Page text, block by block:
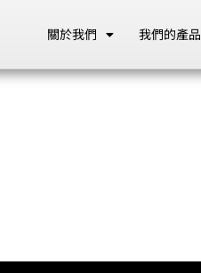
關於我們 我們的產品